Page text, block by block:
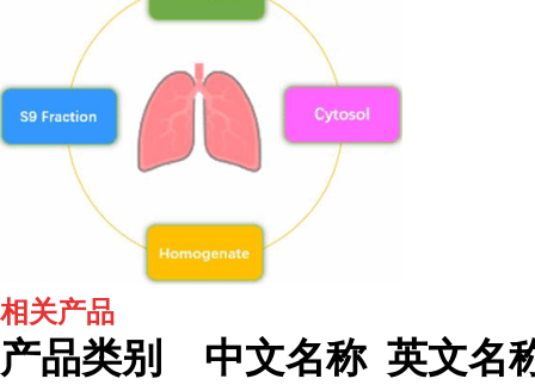
相关产品
产品类别 中文名称 英文名